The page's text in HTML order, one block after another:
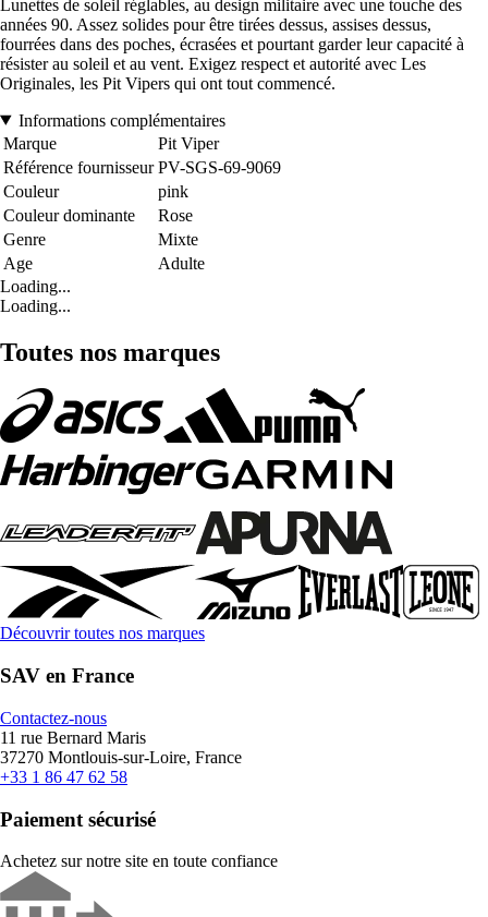
Lunettes de soleil réglables, au design militaire avec une touche des
années 90. Assez solides pour être tirées dessus, assises dessus,
fourrées dans des poches, écrasées et pourtant garder leur capacité à
résister au soleil et au vent. Exigez respect et autorité avec Les
Originales, les Pit Vipers qui ont tout commencé.
Informations complémentaires
Marque
Pit Viper
Référence fournisseur PV-SGS-69-9069
Couleur
pink
Couleur dominante
Rose
Genre
Mixte
Age
Adulte
Loading...
Loading...
Toutes nos marques
Découvrir toutes nos marques
SAV en France
Contactez-nous
11 rue Bernard Maris
37270 Montlouis-sur-Loire, France
+33 1 86 47 62 58
Paiement sécurisé
Achetez sur notre site en toute confiance